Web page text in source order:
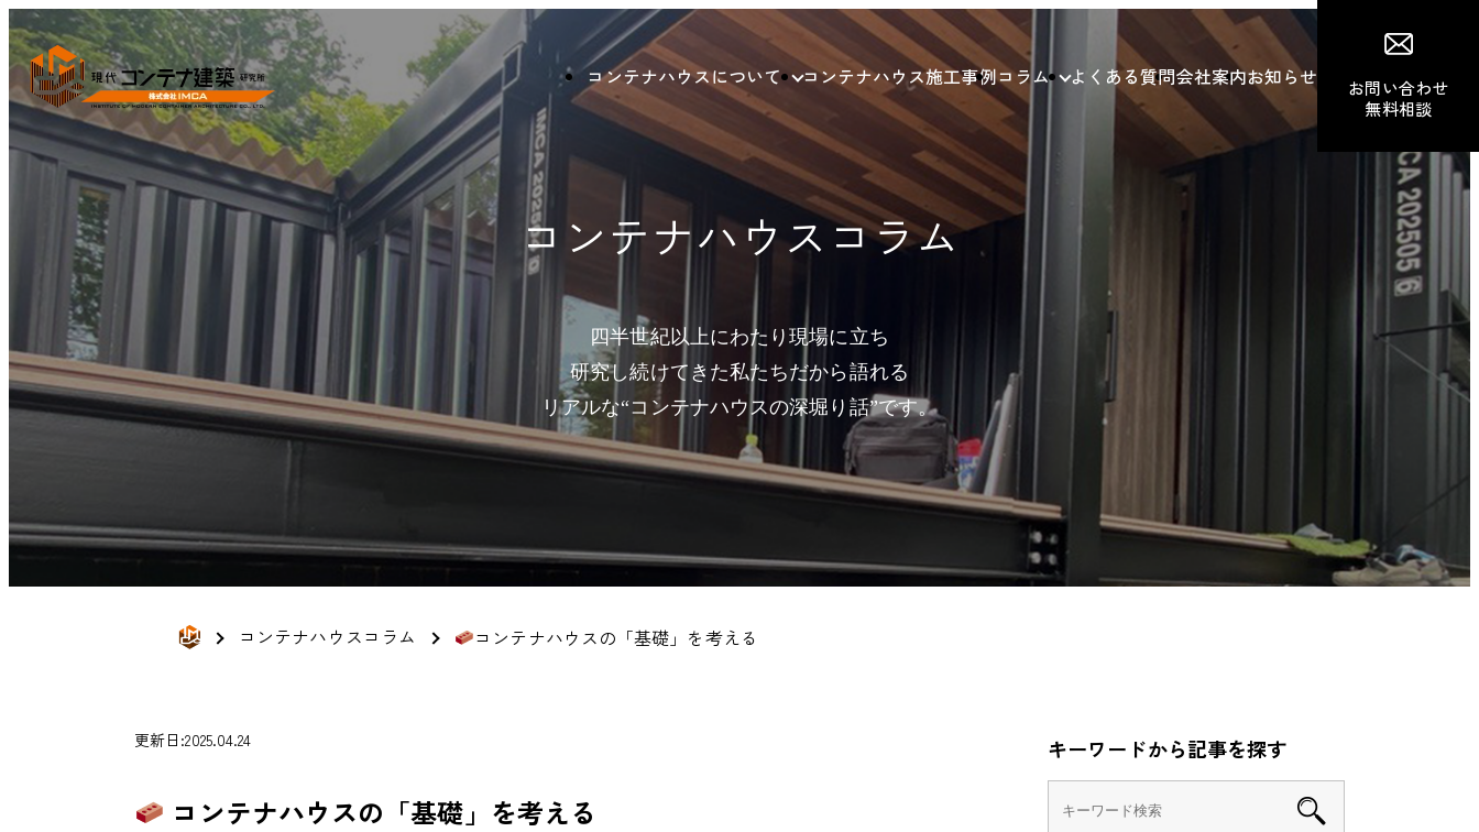
コンテナハウスについて コンテナハウス施工事例コラム よくある質問会社案内お知らせ
お問い合わせ
無料相談
コンテナハウスコラム
四半世紀以上にわたり現場に立ち
研究し続けてきた私たちだから語れる
リアルな“コンテナハウスの深堀り話”です。
コンテナハウスコラム コンテナハウスの「基礎」を考える
更新日:2025.04.24
コンテナハウスの「基礎」を考える
キーワードから記事を探す